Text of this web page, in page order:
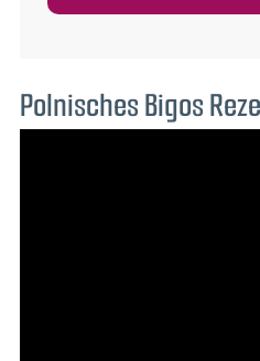
Polnisches Bigos